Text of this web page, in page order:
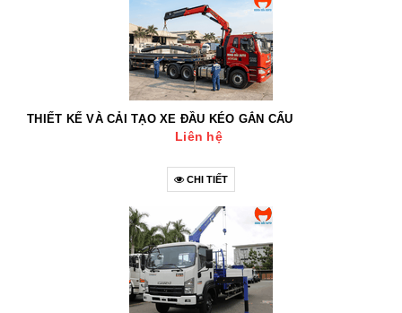
THIẾT KẾ VÀ CẢI TẠO XE ĐẦU KÉO GẮN CẨU
Liên hệ
CHI TIẾT